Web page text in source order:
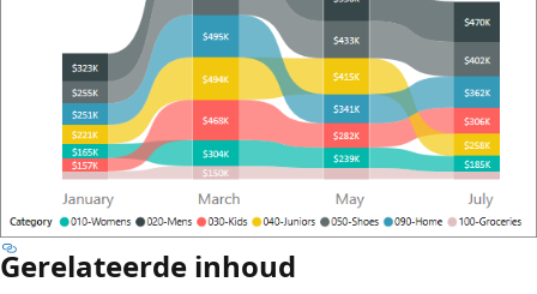
Gerelateerde inhoud